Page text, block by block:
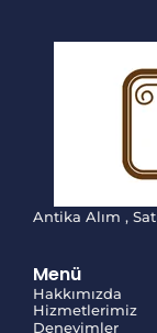
Antika Alım ,
Menü
Hakkımızda
Hizmetlerimiz
Deneyimler